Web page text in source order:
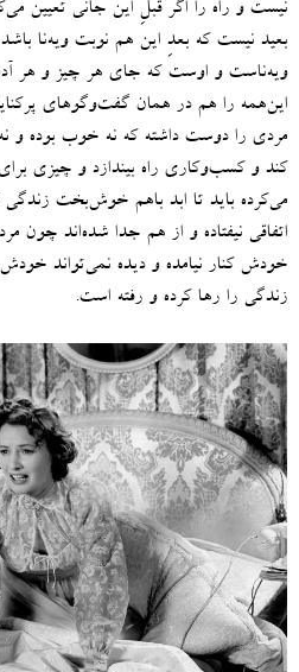
نیست و راه را اگر قبلِ این جانی تعیین
بعید نیست که بعدِ این هم نوبت ویه‌نا
ویه‌ناست و اوست که جای هر چیز و هر
این‌همه را هم در همان گفت‌وگوهای
مردی را دوست داشته که نه خوب بوده و
کند و کسب‌وکاری راه بیندازد و چیزی برای
می‌کرده باید تا ابد باهم خوش‌بخت
اتفاقی نیفتاده و از هم جدا شده‌اند چون
خودش کنار نیامده و دیده نمی‌تواند خودش
زندگی را رها کرده و رفته است.